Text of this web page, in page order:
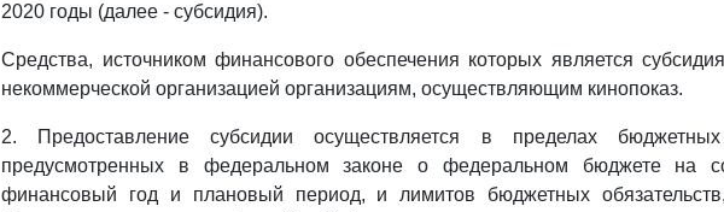
2020 годы (далее - субсидия).
Средства, источником финансового обеспечения которых является
некоммерческой организацией организациям, осуществляющим кинопоказ.
2. Предоставление субсидии осуществляется в пределах бюджетных
предусмотренных в федеральном законе о федеральном бюджете на
финансовый год и плановый период, и лимитов бюджетных